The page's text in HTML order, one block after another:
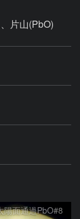
片山(PbO)
陽面通過PbO#8